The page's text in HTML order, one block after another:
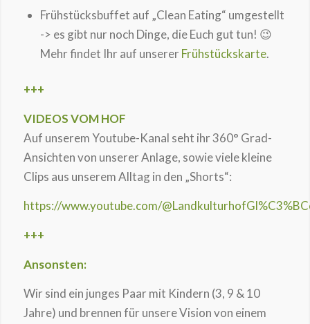
Frühstücksbuffet auf „Clean Eating“ umgestellt
-> es gibt nur noch Dinge, die Euch gut tun! 😉
Mehr findet Ihr auf unsererFrühstückskarte.
+++
VIDEOS VOM HOF
Auf unserem Youtube-Kanal seht ihr 360° Grad-
Ansichten von unserer Anlage, sowie viele kleine
Clips aus unserem Alltag in den „Shorts“:
https://www.youtube.com/
+++
Ansonsten:
Wir sind ein junges Paar mit Kindern (3, 9 & 10
Jahre) und brennen für unsere Vision von einem